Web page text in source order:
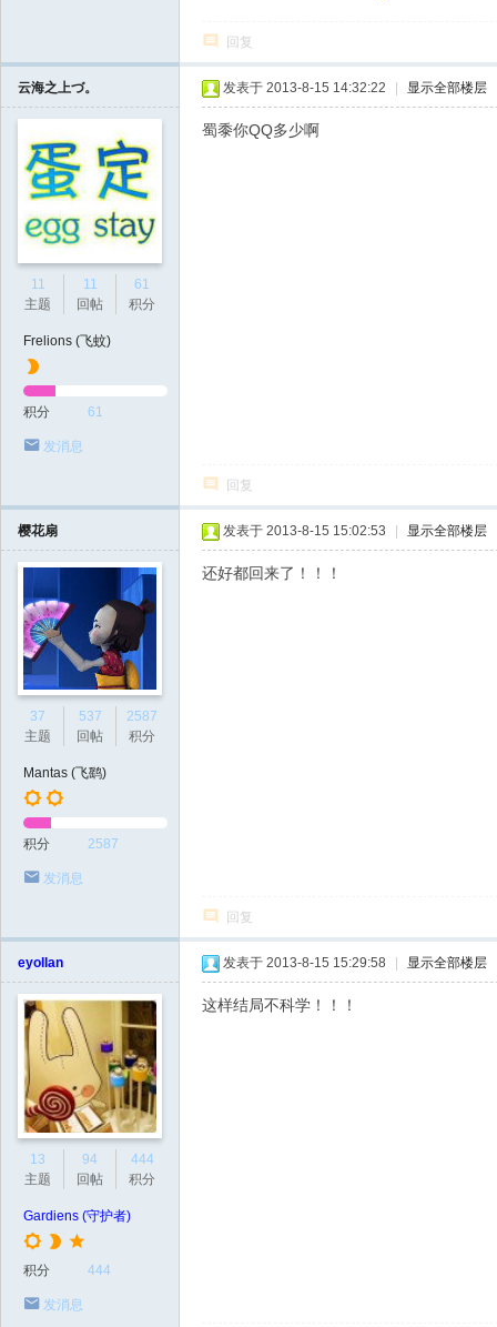
回复
云海之上づ。
11
主题
11
回帖
61
积分
Frelions (飞蚊)
积分 61
发消息
发表于 2013-8-15 14:32:22 显示全部楼层
蜀黍你QQ多少啊
回复
樱花扇
37
主题
537
回帖
2587
积分
Mantas (飞鹞)
积分 2587
发消息
发表于 2013-8-15 15:02:53 显示全部楼层
还好都回来了！！！
回复
eyollan
13
主题
94
回帖
444
积分
Gardiens (守护者)
积分 444
发消息
发表于 2013-8-15 15:29:58 显示全部楼层
这样结局不科学！！！